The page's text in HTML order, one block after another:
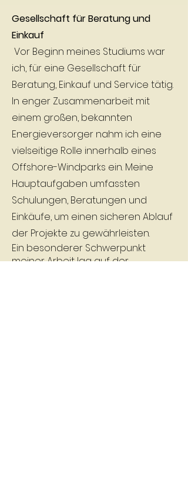
Gesellschaft für Beratung und
Einkauf
Vor Beginn meines Studiums war
ich, für eine Gesellschaft für
Beratung, Einkauf und Service tätig.
In enger Zusammenarbeit mit
einem großen, bekannten
Energieversorger nahm ich eine
vielseitige Rolle innerhalb eines
Offshore-Windparks ein. Meine
Hauptaufgaben umfassten
Schulungen, Beratungen und
Einkäufe, um einen sicheren Ablauf
der Projekte zu gewährleisten.
Ein besonderer Schwerpunkt
meiner Arbeit lag auf der